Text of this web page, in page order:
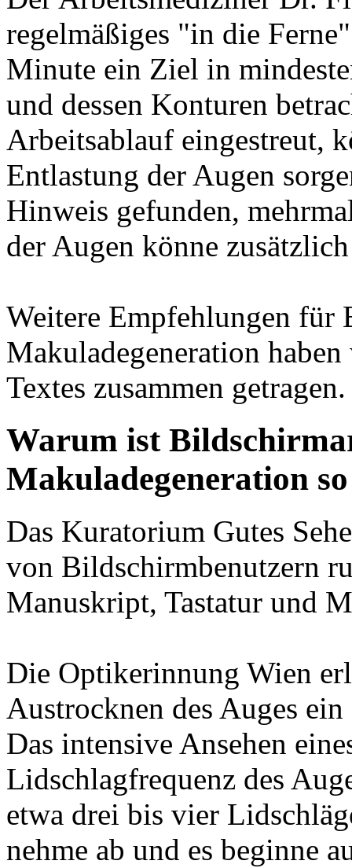
regelmäßiges "in die
Minute ein Ziel in
und dessen Konturen
Arbeitsablauf eingestreut,
Entlastung der Augen
Hinweis gefunden,
der Augen könne
Weitere Empfehlungen für
Makuladegeneration
Textes zusammen getragen.
Warum ist
Makuladegeneration
Das Kuratorium Gutes
von Bildschirmbenutzern
Manuskript, Tastatur und
Die Optikerinnung Wien
Austrocknen des Auges
Das intensive Ansehen
Lidschlagfrequenz des
etwa drei bis vier
nehme ab und es beginne